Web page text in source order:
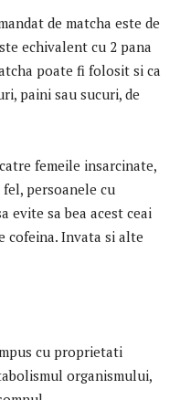
de matcha este de
echivalent cu 2 pana
poate fi folosit si ca
paini sau sucuri, de
femeile insarcinate,
persoanele cu
evite sa bea acest ceai
cofeina. Invata si alte
cu proprietati
organismului,